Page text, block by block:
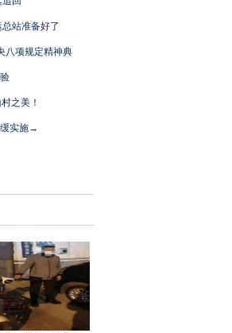
站准备好了
八项规定精神典
之美！
实施→